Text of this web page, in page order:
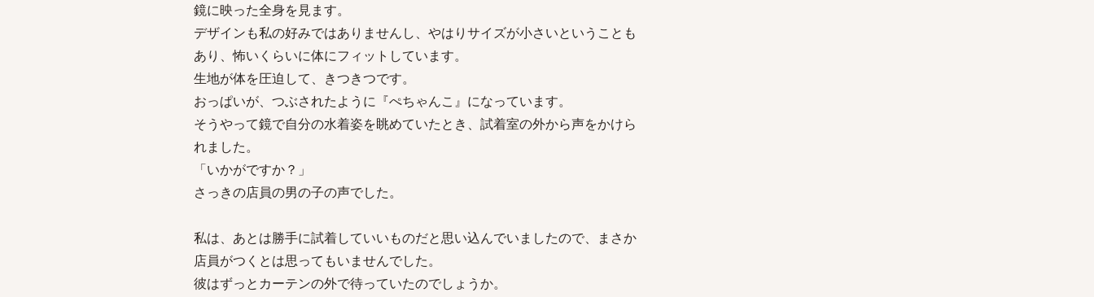
鏡に映った全身を見ます。
デザインも私の好みではありませんし、やはりサイズが小さいということも
あり、怖いくらいに体にフィットしています。
生地が体を圧迫して、きつきつです。
おっぱいが、つぶされたように『ぺちゃんこ』になっています。
そうやって鏡で自分の水着姿を眺めていたとき、試着室の外から声をかけら
れました。
「いかがですか？」
さっきの店員の男の子の声でした。
私は、あとは勝手に試着していいものだと思い込んでいましたので、まさか
店員がつくとは思ってもいませんでした。
彼はずっとカーテンの外で待っていたのでしょうか。